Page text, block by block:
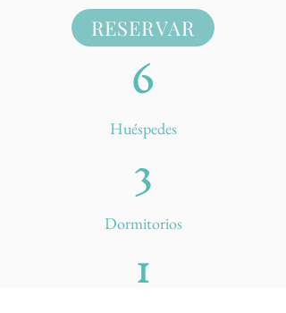
RESERVAR
6
Huéspedes
3
Dormitorios
1